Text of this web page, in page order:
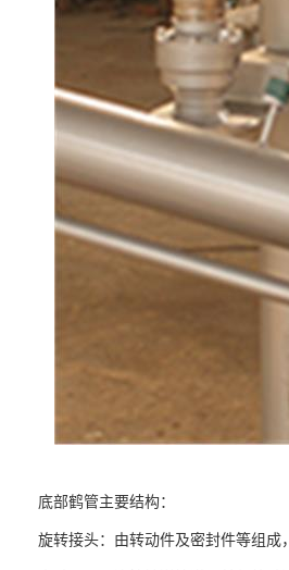
底部鹤管主要结构：
旋转接头：由转动件及密封件等组